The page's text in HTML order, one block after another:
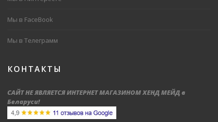
Мы в FaceBook
Мы в Телеграмм
КОНТАКТЫ
САЙТ НЕ ЯВЛЯЕТСЯ ИНТЕРНЕТ МАГАЗИНОМ ХЕНД МЕЙД в
Беларуси!